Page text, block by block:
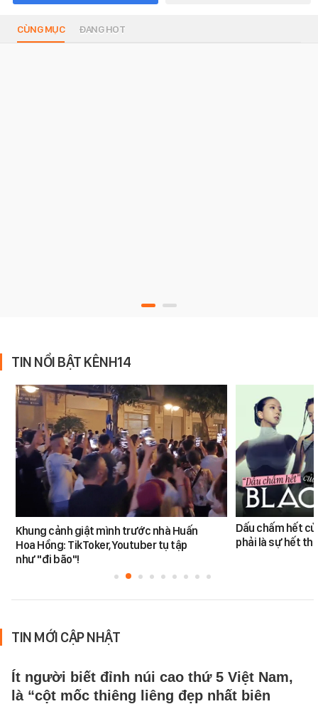
CÙNG MỤC ĐANG HOT
TIN NỔI BẬT KÊNH14
Khung cảnh giật mình trước nhà Huấn
Hoa Hồng: TikToker, Youtuber tụ tập
như "đi bão"!
Dấu chấm hết
phải là sự hết
TIN MỚI CẬP NHẬT
Ít người biết đỉnh núi cao thứ 5 Việt Nam,
là “cột mốc thiêng liêng đẹp nhất biên